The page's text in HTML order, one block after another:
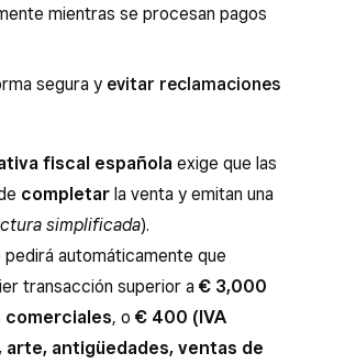
mientras se procesan pagos
segura y evitar reclamaciones
fiscal española exige que las
completar la venta y emitan una
simplificada).
pedirá automáticamente que
transacción superior a € 3,000
comerciales, o € 400 (IVA
arte, antigüedades, ventas de